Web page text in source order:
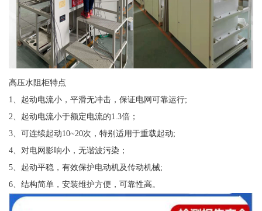
高压水阻柜特点
1、起动电流小，平滑无冲击，保证电网可靠运行;
2、起动电流小于额定电流的1.3倍；
3、可连续起动10~20次，特别适用于重载起动;
4、对电网影响小，无谐波污染；
5、起动平稳，有效保护电动机及传动机械;
6、结构简单，安装维护方便，可靠性高。